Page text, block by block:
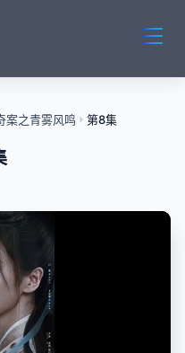
案之青雾风鸣 第8集